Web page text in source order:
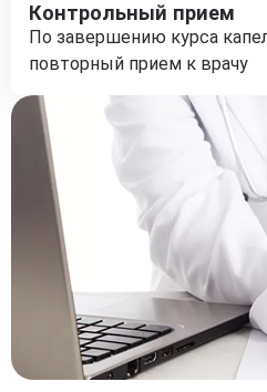
Контрольный прием
По завершению курса
повторный прием к врачу